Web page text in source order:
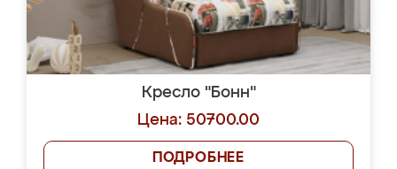
Кресло "Бонн"
Цена: 50700.00
ПОДРОБНЕЕ